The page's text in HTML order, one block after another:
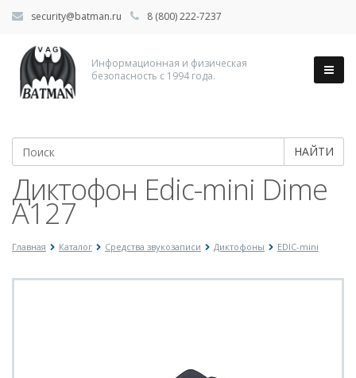
security@batman.ru 8 (800) 222-7237
Информационная и физическая
безопасность с 1994 года.
НАЙТИ
Диктофон Edic-mini Dime
А127
Главная Каталог Средства звукозаписи Диктофоны EDIC-mini